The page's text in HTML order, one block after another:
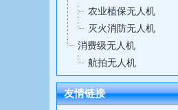
农业植保无人机
灭火消防无人机
消费级无人机
航拍无人机
友情链接